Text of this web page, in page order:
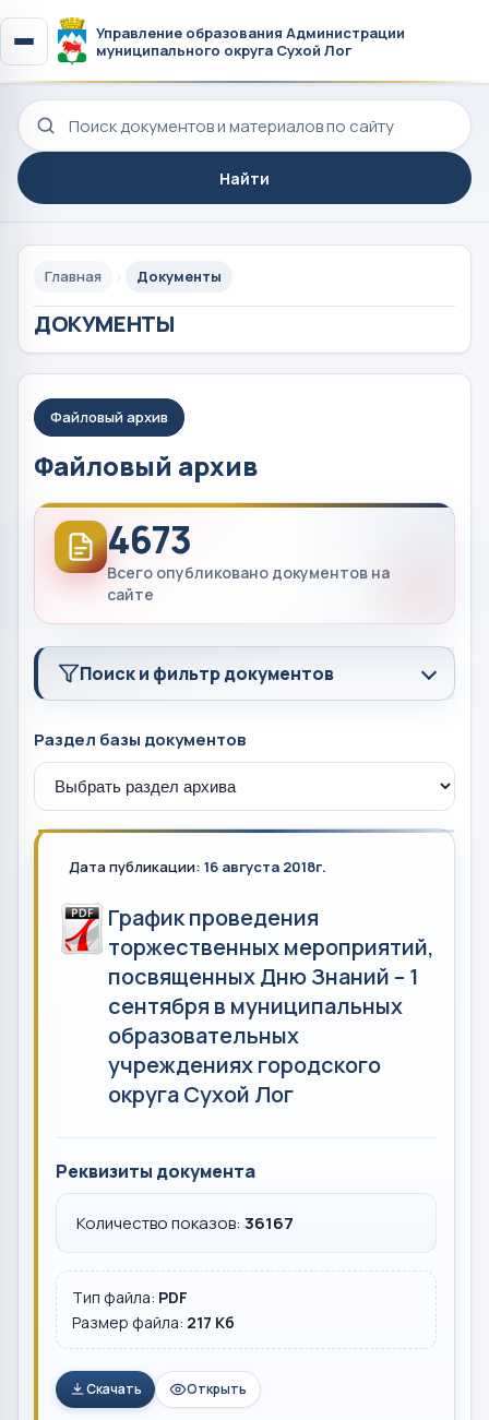
Управление образования Администрации
муниципального округа Сухой Лог
Поиск по сайту
Найти
Главная Документы
ДОКУМЕНТЫ
Файловый архив
Файловый архив
4673
Всего опубликовано документов на
сайте
Поиск и фильтр документов
Раздел базы документов
Дата публикации: 16 августа 2018г.
График проведения
торжественных мероприятий,
посвященных Дню Знаний – 1
сентября в муниципальных
образовательных
учреждениях городского
округа Сухой Лог
Реквизиты документа
Количество показов: 36167
Тип файла: PDF
Размер файла: 217 Кб
Скачать Открыть